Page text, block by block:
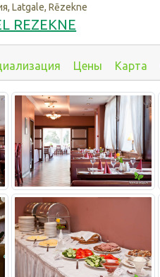
Latgale, Rēzekne
REZEKNE
Цены Карта